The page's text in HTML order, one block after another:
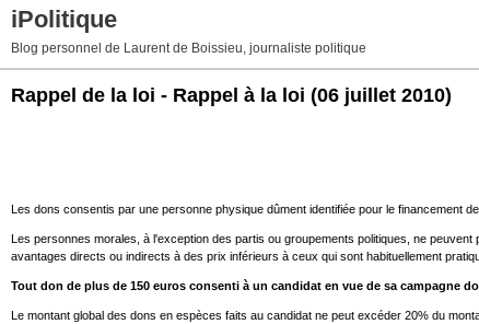
iPolitique
Blog personnel de Laurent de Boissieu, journaliste politique
Rappel de la loi - Rappel à la loi (06 juillet 2010)
Les dons consentis par une personne physique dûment identifiée pour le financement
Les personnes morales, à l'exception des partis ou groupements politiques, ne
avantages directs ou indirects à des prix inférieurs à ceux qui sont habituellement
Tout don de plus de 150 euros consenti à un candidat en vue de sa campagne
Le montant global des dons en espèces faits au candidat ne peut excéder 20% du